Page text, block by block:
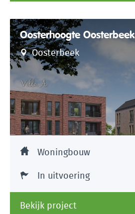
Oosterhoogte Oosterbeek
Oosterbeek
Woningbouw
In uitvoering
Bekijk project